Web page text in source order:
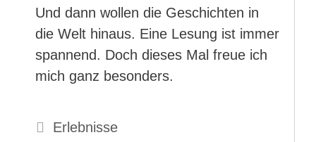
Und dann wollen die Geschichten in
die Welt hinaus. Eine Lesung ist immer
spannend. Doch dieses Mal freue ich
mich ganz besonders.
Kategorien
Erlebnisse